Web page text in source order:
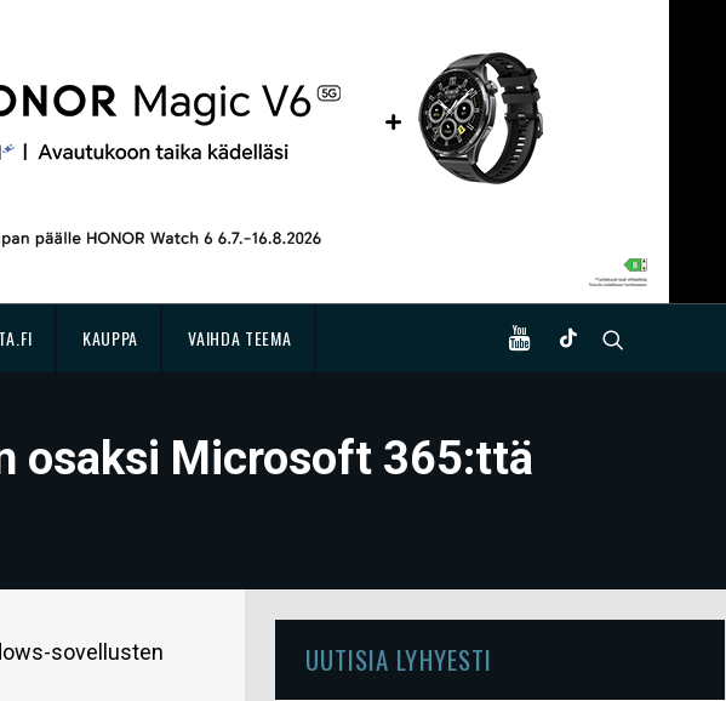
KAUPPA VAIHDA TEEMA
osaksi Microsoft 365:ttä
sovellusten
UUTISIA LYHYESTI